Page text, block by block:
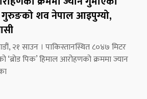
गुरुङको शव नेपाल आइपुग्यो,
२१ साउन । पाकिस्तानस्थित ८०४७ मिटर
‘ब्रोड पिक’ हिमाल आरोहणको क्रममा ज्यान